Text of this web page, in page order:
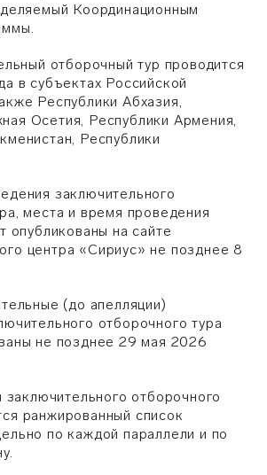
Координационным
отборочный тур проводится
в субъектах Российской
Республики Абхазия,
Осетия, Республики Армения,
Республики
заключительного
места и время проведения
опубликованы на сайте
центра «Сириус» не позднее 8
(до апелляции)
отборочного тура
не позднее 29 мая 2026
отборочного
ранжированный список
по каждой параллели и по